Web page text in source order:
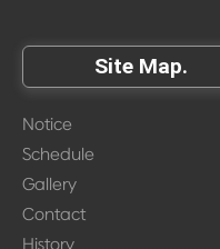
Site Map.
Notice
Schedule
Gallery
Contact